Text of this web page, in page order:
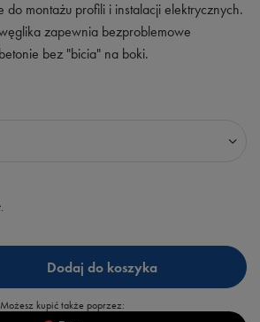
do montażu profili i instalacji elektrycznych.
zapewnia bezproblemowe
bez "bicia" na boki.
Dodaj do koszyka
Możesz kupić także poprzez: